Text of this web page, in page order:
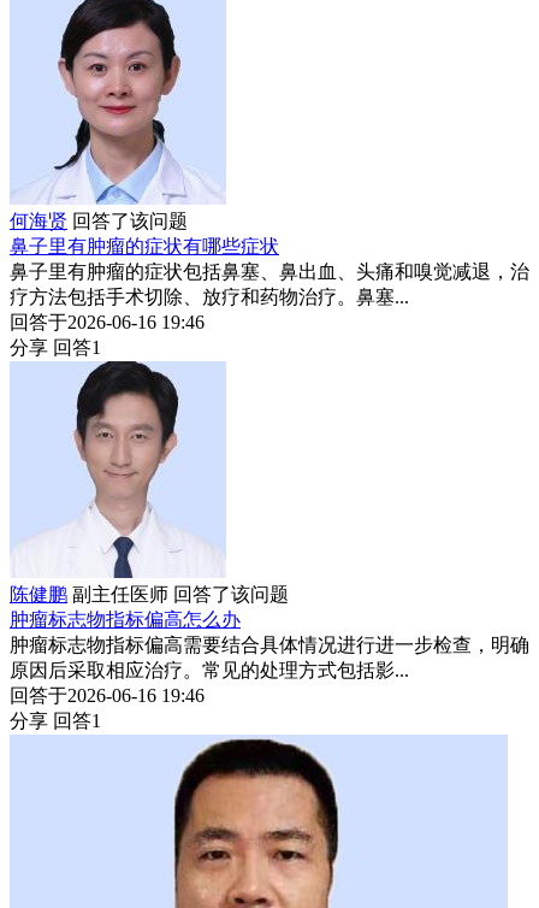
何海贤 回答了该问题
鼻子里有肿瘤的症状有哪些症状
鼻子里有肿瘤的症状包括鼻塞、鼻出血、头痛和嗅觉减退，治
疗方法包括手术切除、放疗和药物治疗。鼻塞...
回答于2026-06-16 19:46
分享 回答1
陈健鹏 副主任医师 回答了该问题
肿瘤标志物指标偏高怎么办
肿瘤标志物指标偏高需要结合具体情况进行进一步检查，明确
原因后采取相应治疗。常见的处理方式包括影...
回答于2026-06-16 19:46
分享 回答1